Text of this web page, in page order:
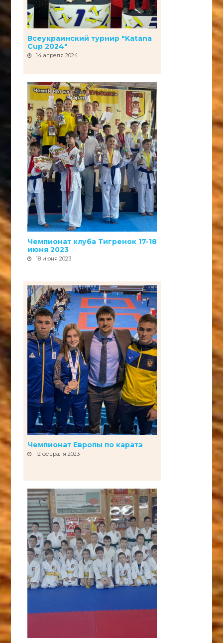
Всеукраинский турнир "Katana
Cup 2024"
14 апреля 2024
Чемпионат клуба Тигренок 17-18
июня 2023
18 июня 2023
Чемпионат Европы по каратэ
12 февраля 2023